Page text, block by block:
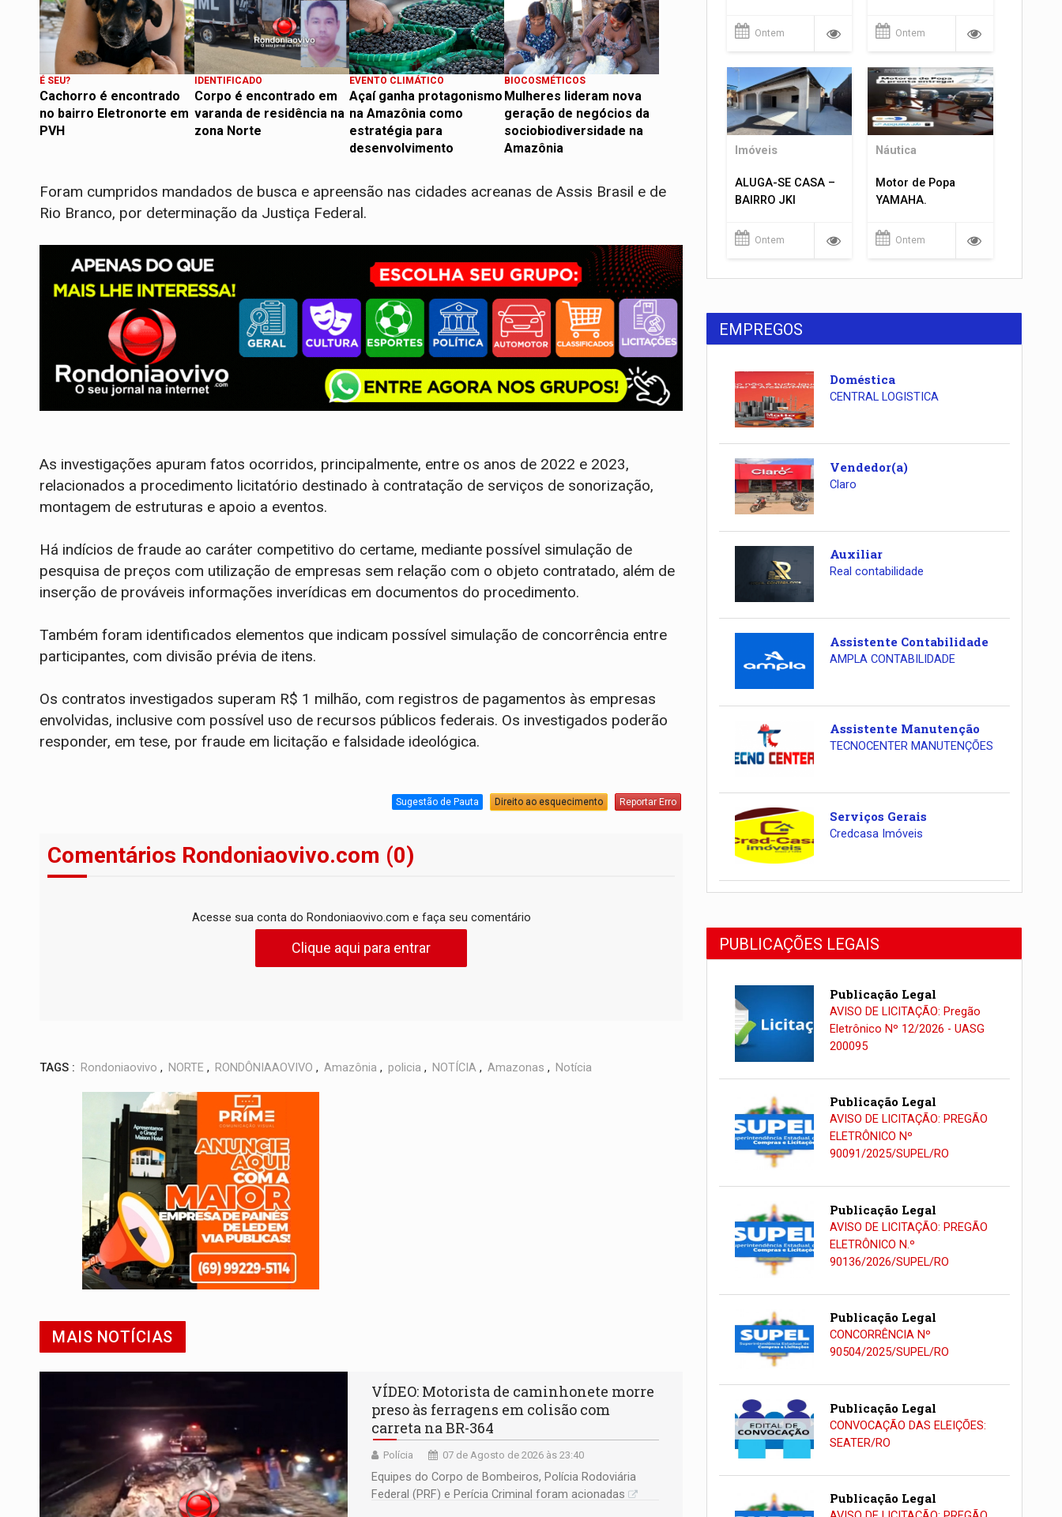
É SEU?
Cachorro é encontrado
no bairro Eletronorte em
PVH
IDENTIFICADO
Corpo é encontrado em
varanda de residência na
zona Norte
EVENTO CLIMÁTICO
Açaí ganha protagonismo
na Amazônia como
estratégia para
desenvolvimento
BIOCOSMÉTICOS
Mulheres lideram nova
geração de negócios da
sociobiodiversidade na
Amazônia
Foram cumpridos mandados de busca e apreensão nas cidades acreanas de Assis Brasil e de
Rio Branco, por determinação da Justiça Federal.
As investigações apuram fatos ocorridos, principalmente, entre os anos de 2022 e 2023,
relacionados a procedimento licitatório destinado à contratação de serviços de sonorização,
montagem de estruturas e apoio a eventos.
Há indícios de fraude ao caráter competitivo do certame, mediante possível simulação de
pesquisa de preços com utilização de empresas sem relação com o objeto contratado, além de
inserção de prováveis informações inverídicas em documentos do procedimento.
Também foram identificados elementos que indicam possível simulação de concorrência entre
participantes, com divisão prévia de itens.
Os contratos investigados superam R$ 1 milhão, com registros de pagamentos às empresas
envolvidas, inclusive com possível uso de recursos públicos federais. Os investigados poderão
responder, em tese, por fraude em licitação e falsidade ideológica.
Sugestão de Pauta Direito ao esquecimento Reportar Erro
Comentários Rondoniaovivo.com (0)
Acesse sua conta do Rondoniaovivo.com e faça seu comentário
Clique aqui para entrar
TAGS : Rondoniaovivo , NORTE , RONDÔNIAAOVIVO , Amazônia , policia , NOTÍCIA , Amazonas , Notícia
MAIS NOTÍCIAS
VÍDEO: Motorista de caminhonete morre
preso às ferragens em colisão com
carreta na BR-364
Polícia 07 de Agosto de 2026 às 23:40
Equipes do Corpo de Bombeiros, Polícia Rodoviária
Federal (PRF) e Perícia Criminal foram acionadas
Ontem Ontem
Imóveis
ALUGA-SE CASA –
BAIRRO JKI
Ontem
Náutica
Motor de Popa
YAMAHA.
Ontem
EMPREGOS
Doméstica
CENTRAL LOGISTICA
Vendedor(a)
Claro
Auxiliar
Real contabilidade
Assistente Contabilidade
AMPLA CONTABILIDADE
Assistente Manutenção
TECNOCENTER MANUTENÇÕES
Serviços Gerais
Credcasa Imóveis
PUBLICAÇÕES LEGAIS
Publicação Legal
AVISO DE LICITAÇÃO: Pregão
Eletrônico Nº 12/2026 - UASG
200095
Publicação Legal
AVISO DE LICITAÇÃO: PREGÃO
ELETRÔNICO Nº
90091/2025/SUPEL/RO
Publicação Legal
AVISO DE LICITAÇÃO: PREGÃO
ELETRÔNICO N.º
90136/2026/SUPEL/RO
Publicação Legal
CONCORRÊNCIA Nº
90504/2025/SUPEL/RO
Publicação Legal
CONVOCAÇÃO DAS ELEIÇÕES:
SEATER/RO
Publicação Legal